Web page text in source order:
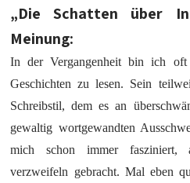
„Die Schatten über
Meinung:
In der Vergangenheit bin ich oft
Geschichten zu lesen. Sein
Schreibstil, dem es an
gewaltig wortgewandten
mich schon immer fasziniert,
verzweifeln gebracht. Mal eben